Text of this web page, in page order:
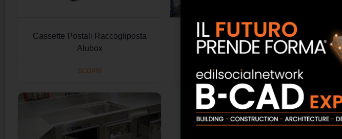
Cassette Postali Raccogliposta
Alubox
SCOPRI
Armadi inox su misura
SCOPRI